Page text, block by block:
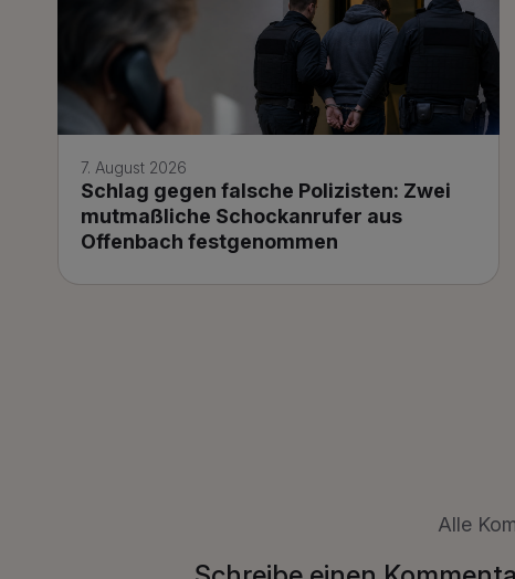
7. August 2026
Schlag gegen falsche Polizisten: Zwei
mutmaßliche Schockanrufer aus
Offenbach festgenommen
Alle